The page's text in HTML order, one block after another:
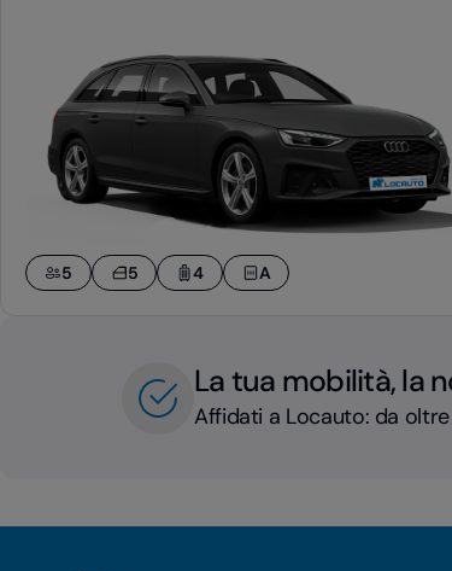
5 5 4 A
La tua mobilità, la
Affidati a Locauto: da